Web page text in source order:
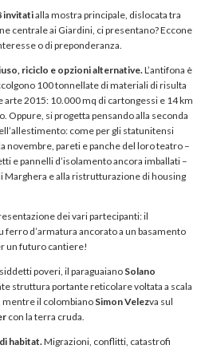
invitatialla mostra principale, dislocata tra
centrale ai Giardini, ci presentano? Eccone
o di preponderanza.
riciclo e opzioni alternative. L’antifona è
100 tonnellate di materiali di risulta
2015: 10.000 mq di cartongessi e 14 km
Oppure, si progetta pensando alla seconda
come per gli statunitensi
novembre, pareti e panche del loro teatro –
e pannelli d’isolamento ancora imballati –
Marghera e alla ristrutturazione di housing
dei vari partecipanti: il
ferro d’armatura ancorato a un basamento
un futuro cantiere!
poveri, il paraguaiano Solano
struttura portante reticolare voltata a scala
il colombiano Simon Velezva sul
con la terra cruda.
habitat. Migrazioni, conflitti, catastrofi